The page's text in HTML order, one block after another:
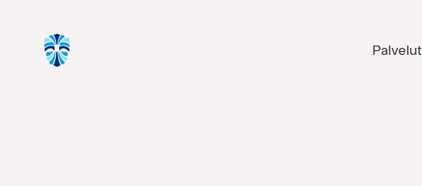
Palvelut
Kaikki kategoriat